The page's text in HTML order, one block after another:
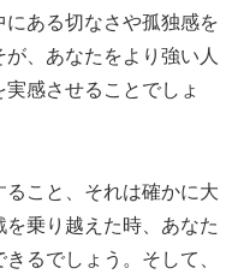
ある切なさや孤独感を
、あなたをより強い人
感させることでしょ
こと、それは確かに大
乗り越えた時、あなた
るでしょう。そして、